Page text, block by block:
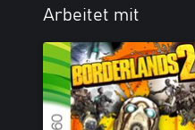
Arbeitet mit